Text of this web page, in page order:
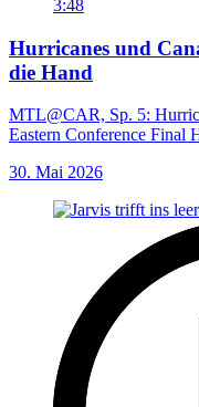
3:48
Hurricanes und
die Hand
MTL@CAR, Sp. 5:
Eastern Conference Final
30. Mai 2026